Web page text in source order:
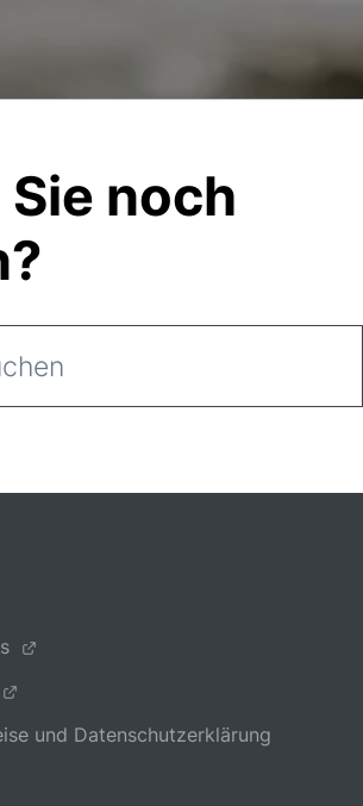
noch
und Datenschutzerklärung